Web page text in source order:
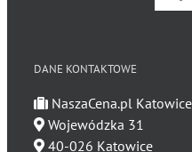
DANE KONTAKTOWE
NaszaCena.pl Katowice
Wojewódzka 31
40-026 Katowice